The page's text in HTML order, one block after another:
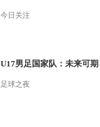
今日关注
U17男足国家队：未来可期
足球之夜